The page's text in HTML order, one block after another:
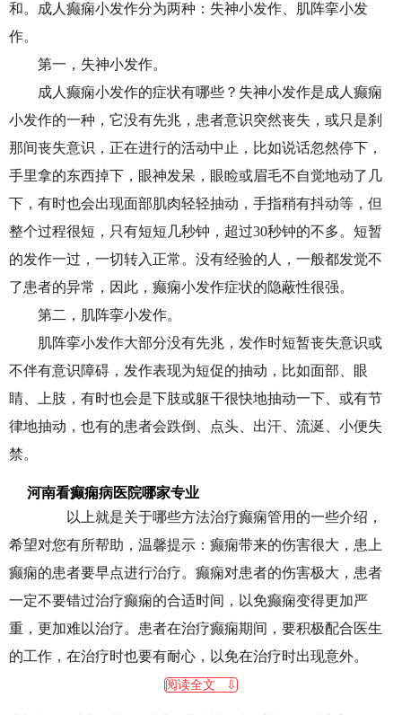
和。成人癫痫小发作分为两种：失神小发作、肌阵挛小发
作。
第一，失神小发作。
成人癫痫小发作的症状有哪些？失神小发作是成人癫痫
小发作的一种，它没有先兆，患者意识突然丧失，或只是刹
那间丧失意识，正在进行的活动中止，比如说话忽然停下，
手里拿的东西掉下，眼神发呆，眼睑或眉毛不自觉地动了几
下，有时也会出现面部肌肉轻轻抽动，手指稍有抖动等，但
整个过程很短，只有短短几秒钟，超过30秒钟的不多。短暂
的发作一过，一切转入正常。没有经验的人，一般都发觉不
了患者的异常，因此，癫痫小发作症状的隐蔽性很强。
第二，肌阵挛小发作。
肌阵挛小发作大部分没有先兆，发作时短暂丧失意识或
不伴有意识障碍，发作表现为短促的抽动，比如面部、眼
睛、上肢，有时也会是下肢或躯干很快地抽动一下、或有节
律地抽动，也有的患者会跌倒、点头、出汗、流涎、小便失
禁。
河南看癫痫病医院哪家专业
以上就是关于哪些方法治疗癫痫管用的一些介绍，
希望对您有所帮助，温馨提示：癫痫带来的伤害很大，患上
癫痫的患者要早点进行治疗。癫痫对患者的伤害极大，患者
一定不要错过治疗癫痫的合适时间，以免癫痫变得更加严
重，更加难以治疗。患者在治疗癫痫期间，要积极配合医生
的工作，在治疗时也要有耐心，以免在治疗时出现意外。
阅读全文 ⇩